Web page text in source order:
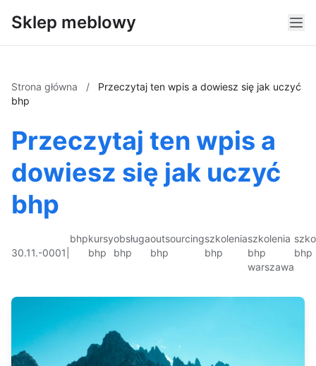
Sklep meblowy
Strona główna /
Przeczytaj ten wpis a dowiesz się jak uczyć
bhp
Przeczytaj ten wpis a
dowiesz się jak uczyć
bhp
30.11.-0001
bhpkursy
bhp
obsługa
bhp
outsourcing
bhp
szkolenia
bhp
szkolenia
bhp
warszawa
bhp